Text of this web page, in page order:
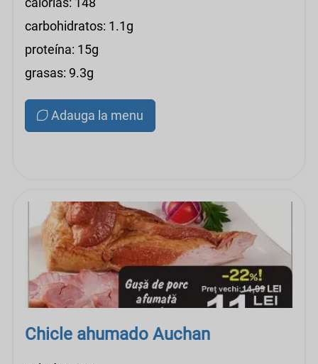
carbohidratos: 1.1g
proteína: 15g
grasas: 9.3g
Adauga la menu
Chicle ahumado Auchan